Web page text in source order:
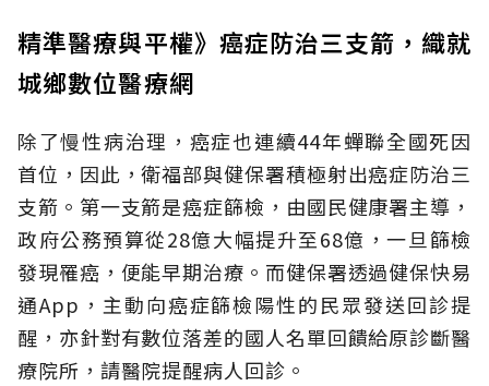
精準醫療與平權》癌症防治三支箭，織就
城鄉數位醫療網
除了慢性病治理，癌症也連續44年蟬聯全國死因
首位，因此，衛福部與健保署積極射出癌症防治三
支箭。第一支箭是癌症篩檢，由國民健康署主導，
政府公務預算從28億大幅提升至68億，一旦篩檢
發現罹癌，便能早期治療。而健保署透過健保快易
通App，主動向癌症篩檢陽性的民眾發送回診提
醒，亦針對有數位落差的國人名單回饋給原診斷醫
療院所，請醫院提醒病人回診。